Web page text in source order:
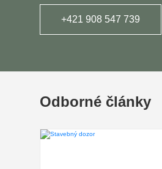
+421 908 547 739
Odborné články